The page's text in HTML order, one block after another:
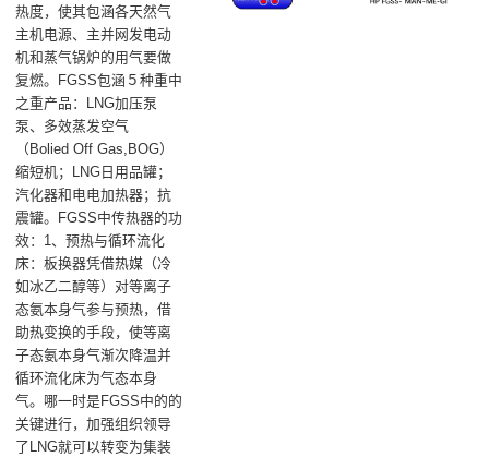
热度，使其包涵各天然气
主机电源、主并网发电动
机和蒸气锅炉的用气要做
复燃。FGSS包涵５种重中
之重产品：LNG加压泵
泵、多效蒸发空气
（Bolied Off Gas,BOG）
缩短机；LNG日用品罐；
汽化器和电电加热器；抗
震罐。FGSS中传热器的功
效：1、预热与循环流化
床‌：板换器凭借热媒（冷
如冰乙二醇等）对等离子
态氨本身气参与预热，借
助热变换的手段，使等离
子态氨本身气渐次降温并
循环流化床为气态本身
气。哪一时是FGSS中的的
关键进行，加强组织领导
了LNG就可以转变为集装